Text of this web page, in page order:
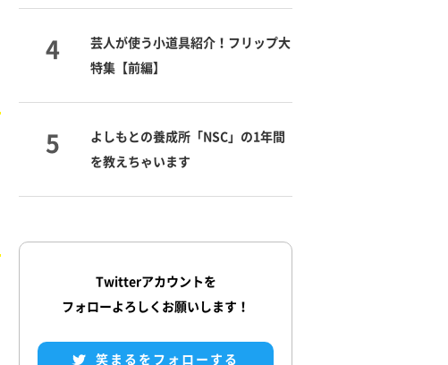
芸人が使う小道具紹介！フリップ大
特集【前編】
よしもとの養成所「NSC」の1年間
を教えちゃいます
Twitterアカウントを
フォローよろしくお願いします！
笑まるをフォローする